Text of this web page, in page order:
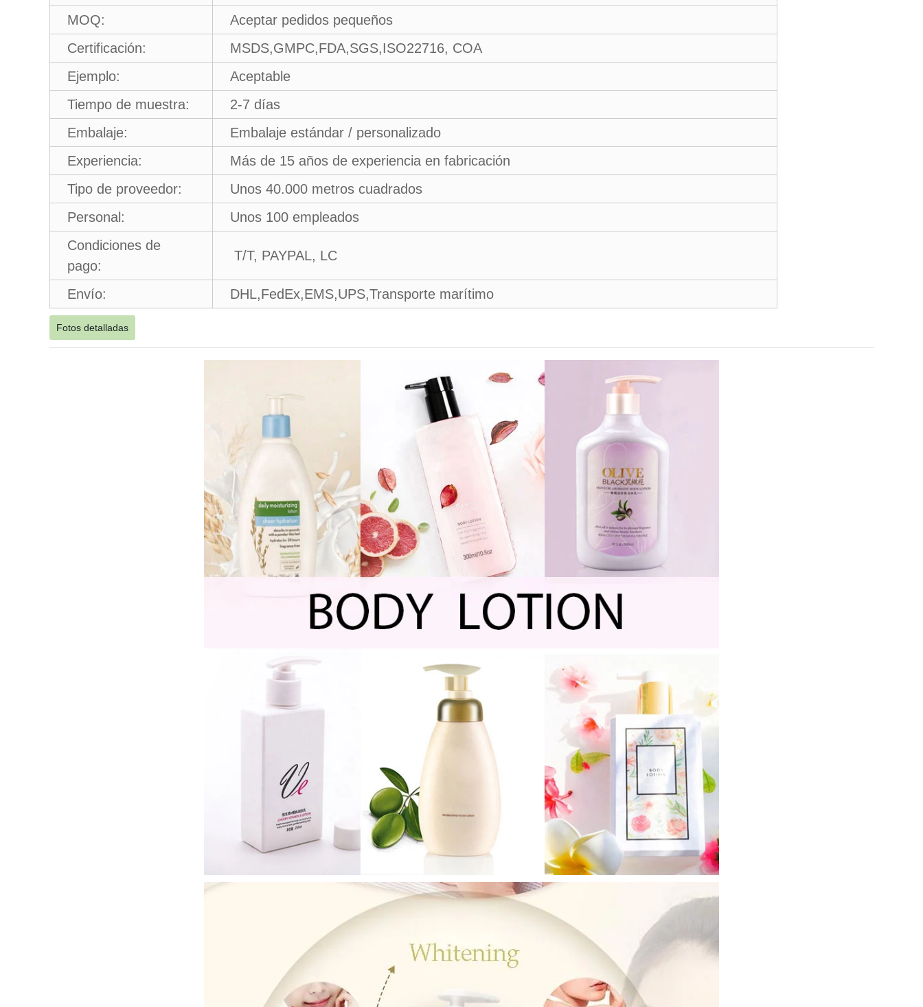
MOQ:
Aceptar pedidos pequeños
Certificación:
MSDS,GMPC,FDA,SGS,ISO22716, COA
Ejemplo:
Aceptable
Tiempo de muestra:
2-7 días
Embalaje:
Embalaje estándar / personalizado
Experiencia:
Más de 15 años de experiencia en fabricación
Tipo de proveedor:
Unos 40.000 metros cuadrados
Personal:
Unos 100 empleados
Condiciones de
pago:
T/T, PAYPAL, LC
Envío: DHL,FedEx,EMS,UPS,Transporte marítimo
Fotos detalladas